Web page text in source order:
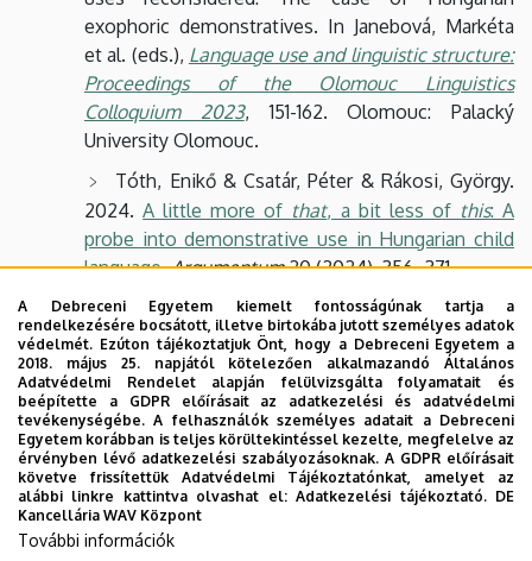
exophoric demonstratives. In Janebová, Markéta
et al. (eds.), Language use and linguistic structure:
Proceedings of the Olomouc Linguistics
Colloquium 2023, 151-162. Olomouc: Palacký
University Olomouc.
Tóth, Enikő & Csatár, Péter & Rákosi, György.
2024.A little more of that, a bit less of this: A
probe into demonstrative use in Hungarian child
language.Argumentum20 (2024). 356–371.
Szűcs, Péter. 2024.Hungarian clausal proleptic
proforms as predicates.Argumentum20 (2024).
372–388.
Tóth, Enikő. 2023.Komplex demonstratívumok
mint közvetve referáló kifejezések. Argumentum
19 (2023). 336–354.
Szűcs, Péter. 2022.Constructions with
propositional proforms
A Debreceni Egyetem kiemelt fontosságúnak tartja a
rendelkezésére bocsátott, illetve birtokába jutott személyes adatok
védelmét. Ezúton tájékoztatjuk Önt, hogy a Debreceni Egyetem a
2018. május 25. napjától kötelezően alkalmazandó Általános
Adatvédelmi Rendelet alapján felülvizsgálta folyamatait és
beépítette a GDPR előírásait az adatkezelési és adatvédelmi
tevékenységébe. A felhasználók személyes adatait a Debreceni
Egyetem korábban is teljes körültekintéssel kezelte, megfelelve az
érvényben lévő adatkezelési szabályozásoknak. A GDPR előírásait
követve frissítettük Adatvédelmi Tájékoztatónkat, amelyet az
alábbi linkre kattintva olvashat el:Adatkezelési tájékoztató. DE
Kancellária WAV Központ
További információk